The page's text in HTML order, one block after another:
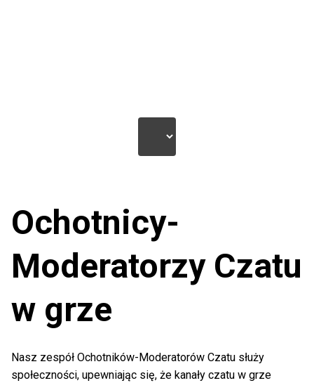
Ochotnicy-
Moderatorzy Czatu
w grze
Nasz zespół Ochotników-Moderatorów Czatu służy
społeczności, upewniając się, że kanały czatu w grze